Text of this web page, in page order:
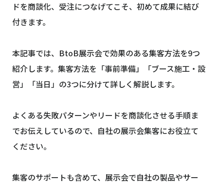
ドを商談化、受注につなげてこそ、初めて成果に結び
付きます。
本記事では、BtoB展示会で効果のある集客方法を9つ
紹介します。集客方法を「事前準備」「ブース施工・設
営」「当日」の3つに分けて詳しく解説します。
よくある失敗パターンやリードを商談化させる手順ま
でお伝えしているので、自社の展示会集客にお役立て
ください。
集客のサポートも含めて、展示会で自社の製品やサー